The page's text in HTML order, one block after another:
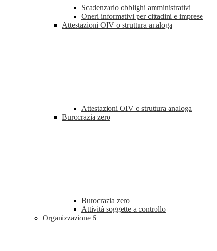
Scadenzario obblighi amministrativi
Oneri informativi per cittadini e imprese
Attestazioni OIV o struttura analoga
Attestazioni OIV o struttura analoga
Burocrazia zero
Burocrazia zero
Attività soggette a controllo
Organizzazione 6